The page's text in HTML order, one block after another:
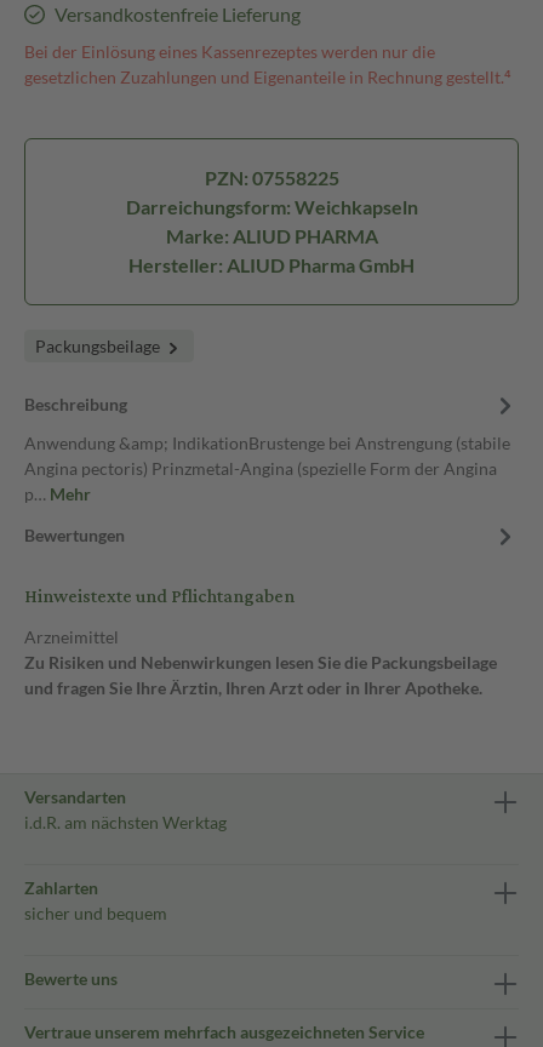
Versandkostenfreie Lieferung
Bei der Einlösung eines Kassenrezeptes werden nur die
gesetzlichen Zuzahlungen und Eigenanteile in Rechnung gestellt.⁴
PZN: 07558225
Darreichungsform: Weichkapseln
Marke: ALIUD PHARMA
Hersteller: ALIUD Pharma GmbH
Packungsbeilage
Beschreibung
Anwendung &amp; IndikationBrustenge bei Anstrengung (stabile
Angina pectoris) Prinzmetal-Angina (spezielle Form der Angina
p… Mehr
Bewertungen
Hinweistexte und Pflichtangaben
Arzneimittel
Zu Risiken und Nebenwirkungen lesen Sie die Packungsbeilage
und fragen Sie Ihre Ärztin, Ihren Arzt oder in Ihrer Apotheke.
Versandarten
i.d.R. am nächsten Werktag
Zahlarten
sicher und bequem
Bewerte uns
Vertraue unserem mehrfach ausgezeichneten Service